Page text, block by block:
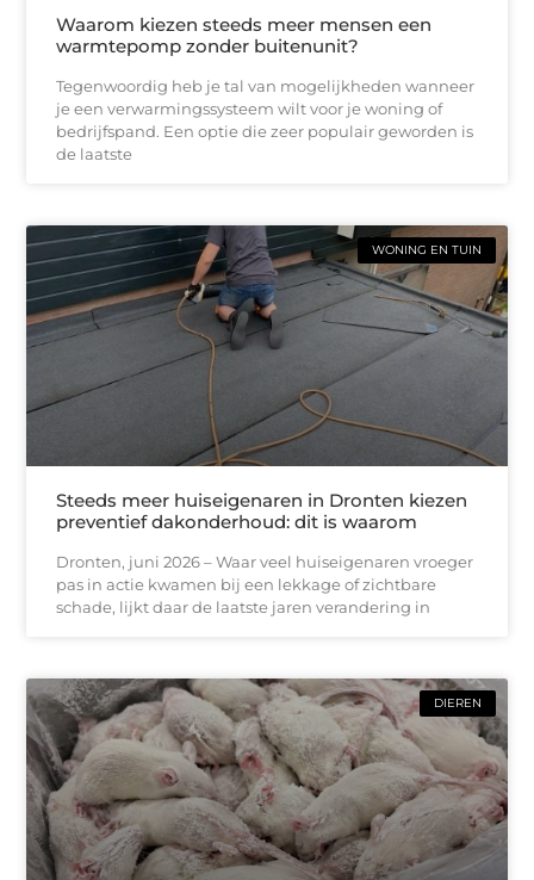
Waarom kiezen steeds meer mensen een
warmtepomp zonder buitenunit?
Tegenwoordig heb je tal van mogelijkheden wanneer
je een verwarmingssysteem wilt voor je woning of
bedrijfspand. Een optie die zeer populair geworden is
de laatste
WONING EN TUIN
Steeds meer huiseigenaren in Dronten kiezen
preventief dakonderhoud: dit is waarom
Dronten, juni 2026 – Waar veel huiseigenaren vroeger
pas in actie kwamen bij een lekkage of zichtbare
schade, lijkt daar de laatste jaren verandering in
DIEREN